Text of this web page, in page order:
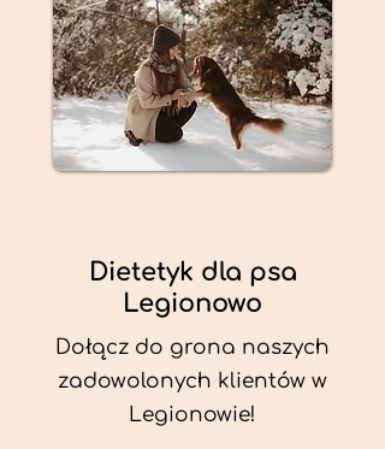
Dietetyk dla psa
Legionowo
Dołącz do grona naszych
zadowolonych klientów w
Legionowie!